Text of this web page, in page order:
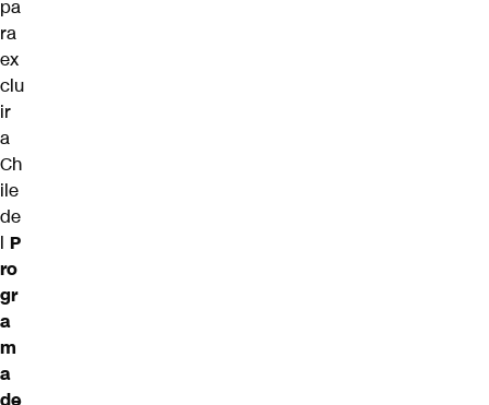
pa
ra
ex
clu
ir
a
Ch
ile
de
l P
ro
gr
a
m
a
de